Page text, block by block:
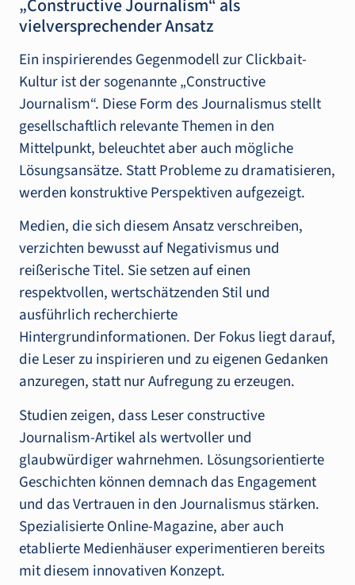
„Constructive Journalism“ als
vielversprechender Ansatz
Ein inspirierendes Gegenmodell zur Clickbait-
Kultur ist der sogenannte „Constructive
Journalism“. Diese Form des Journalismus stellt
gesellschaftlich relevante Themen in den
Mittelpunkt, beleuchtet aber auch mögliche
Lösungsansätze. Statt Probleme zu dramatisieren,
werden konstruktive Perspektiven aufgezeigt.
Medien, die sich diesem Ansatz verschreiben,
verzichten bewusst auf Negativismus und
reißerische Titel. Sie setzen auf einen
respektvollen, wertschätzenden Stil und
ausführlich recherchierte
Hintergrundinformationen. Der Fokus liegt darauf,
die Leser zu inspirieren und zu eigenen Gedanken
anzuregen, statt nur Aufregung zu erzeugen.
Studien zeigen, dass Leser constructive
Journalism-Artikel als wertvoller und
glaubwürdiger wahrnehmen. Lösungsorientierte
Geschichten können demnach das Engagement
und das Vertrauen in den Journalismus stärken.
Spezialisierte Online-Magazine, aber auch
etablierte Medienhäuser experimentieren bereits
mit diesem innovativen Konzept.